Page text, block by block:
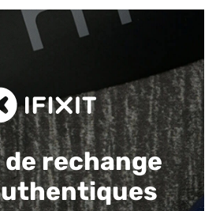
rechange